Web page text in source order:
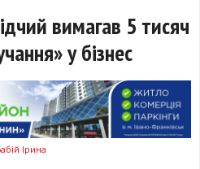
вимагав 5 тисяч
у бізнес
Ірина